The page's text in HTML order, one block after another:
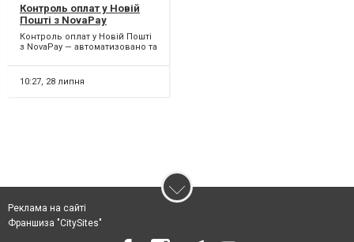
Контроль оплат у Новій
Пошті з NovaPay
Контроль оплат у Новій Пошті
з NovaPay — автоматизовано та
перевіряти опл...
10:27, 28 липня
Реклама на сайті
Франшиза "CitySites"